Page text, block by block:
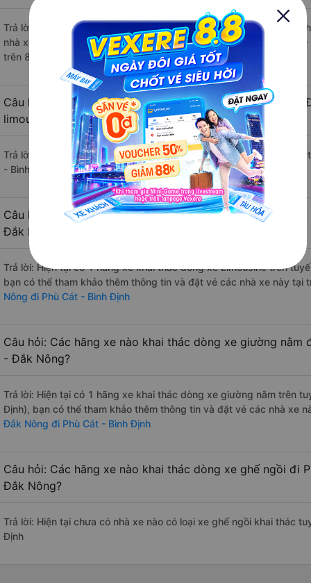
Trả lời: Những hãng xe đi Đăk Song - Đắk Nông Phù Cát - Bình
nhà xe Hưng Thủy (Bình Định) đi Phù Cát - Bình Định từ Đăk
trên 83 đánh giá của khách hàng).
Câu hỏi: Có loại xe Đăk Song - Đắk Nông Phù Cát - Bình
limousine phòng đôi không?
Trả lời: Hiện tại chưa có nhà xe nào có loại xe giường nằm đôi
- Bình Định.
Câu hỏi: Các hãng xe nào khai thác dòng xe Limousine
Đắk Nông?
Trả lời: Hiện tại có 1 hãng xe khai thác dòng xe Limousine trên
bạn có thể tham khảo thêm thông tin và đặt vé các nhà xe này tại
Nông đi Phù Cát - Bình Định
Câu hỏi: Các hãng xe nào khai thác dòng xe giường
- Đắk Nông?
Trả lời: Hiện tại có 1 hãng xe khai thác dòng xe giường nằm trên
Định), bạn có thể tham khảo thêm thông tin và đặt vé các nhà xe
Đắk Nông đi Phù Cát - Bình Định
Câu hỏi: Các hãng xe nào khai thác dòng xe ghế ngồi đi
Đắk Nông?
Trả lời: Hiện tại chưa có nhà xe nào có loại xe ghế ngồi khai thác
Định